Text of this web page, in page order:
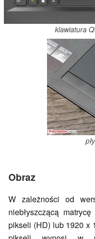
klawiatura
Obraz
W zależności od
niebłyszczącą
pikseli (HD) lub 1920 x